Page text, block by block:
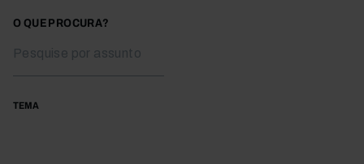
O QUE PROCURA?
TEMA